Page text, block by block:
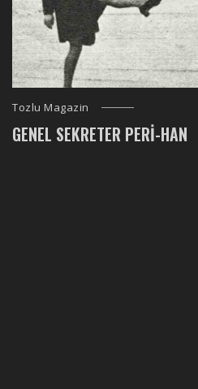
Tozlu Magazin
GENEL SEKRETER PERI-HAN